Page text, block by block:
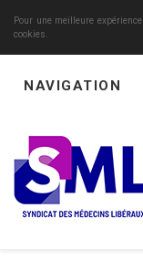
Pour une meilleure
cookies.
NAVIGATION